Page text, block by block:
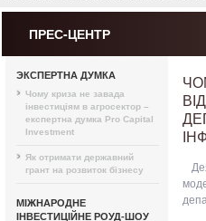
ПРЕС-ЦЕНТР
ЭКСПЕРТНА ДУМКА
Чому криза не завада
інвестиціям в агросектор –
експертна думка Pro Capital
Investment
Як отримати державний
грант на розвиток бізнесу
МІЖНАРОДНЕ
ІНВЕСТИЦІЙНЕ РОУД-ШОУ